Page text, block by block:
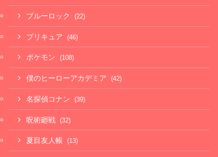
ブルーロック (22)
プリキュア (46)
ポケモン (108)
僕のヒーローアカデミア (42)
名探偵コナン (39)
呪術廻戦 (32)
夏目友人帳 (13)